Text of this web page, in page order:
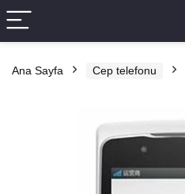
Ana Sayfa Cep telefonu